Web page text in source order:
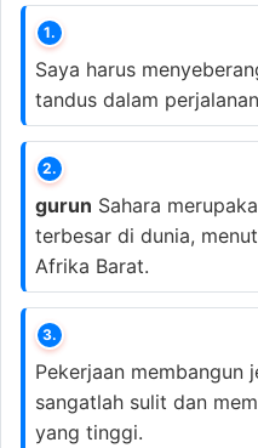
1.
Saya harus
tandus dalam
2.
gurun Sahara
terbesar di dunia,
Afrika Barat.
3.
Pekerjaan membangun
sangatlah sulit dan
yang tinggi.